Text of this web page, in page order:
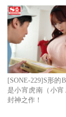
结果事情发展
小宵こなん(小
多又太好，所
个大胆的决定：
她再度退社，发
如果你是C-
[SONE-229]S形的
是小宵虎南（小
封神之作！